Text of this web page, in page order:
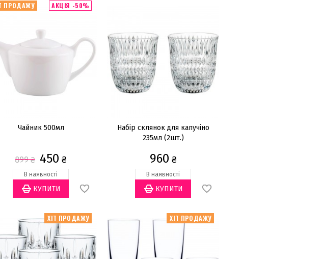
ПРОДАЖУ АКЦІЯ -50%
Чайник 500мл
899₴ 450 ₴
В наявності
Набір склянок для капучіно
235мл (2шт.)
960 ₴
В наявності
ХІТ ПРОДАЖУ ХІТ ПРОДАЖУ